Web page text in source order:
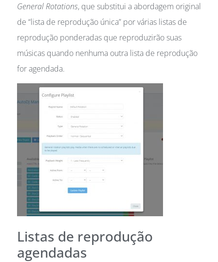
General Rotations, que substitui a abordagem original
de “lista de reprodução única” por várias listas de
reprodução ponderadas que reproduzirão suas
músicas quando nenhuma outra lista de reprodução
for agendada.
Listas de reprodução
agendadas